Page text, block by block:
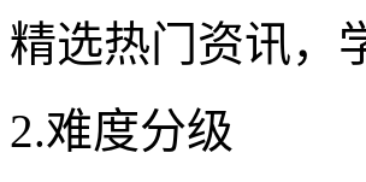
精选热门资讯，
2.难度分级